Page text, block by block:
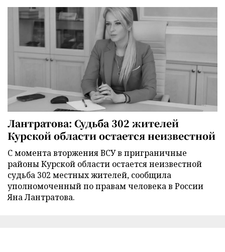
Лантратова: Судьба 302 жителей
Курской области остается неизвестной
С момента вторжения ВСУ в приграничные
районы Курской области остается неизвестной
судьба 302 местных жителей, сообщила
уполномоченный по правам человека в России
Яна Лантратова.